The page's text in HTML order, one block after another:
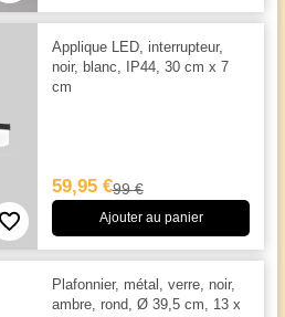
Applique LED, interrupteur,
noir, blanc, IP44, 30 cm x 7
cm
59,95 €99 €
Ajouter au panier
Plafonnier, métal, verre, noir,
ambre, rond, Ø 39,5 cm, 13 x